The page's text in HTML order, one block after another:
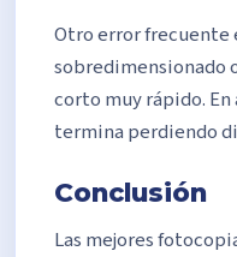
Otro error frecuente
sobredimensionado
corto muy rápido. En
termina perdiendo
Conclusión
Las mejores